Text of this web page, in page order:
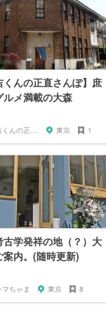
くんの正直さんぽ】庶
ルメ満載の大森
有吉くんの正直散歩ちゃん 東京 1
古学発祥の地（？）大
案内。(随時更新)
マちゃま 東京 8